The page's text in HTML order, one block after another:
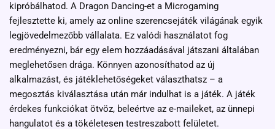
kipróbálhatod. A Dragon Dancing-et a Microgaming
fejlesztette ki, amely az online szerencsejáték világának egyik
legjövedelmezőbb vállalata. Ez valódi használatot fog
eredményezni, bár egy elem hozzáadásával játszani általában
meglehetősen drága. Könnyen azonosíthatod az új
alkalmazást, és játéklehetőségeket választhatsz – a
megosztás kiválasztása után már indulhat is a játék. A játék
érdekes funkciókat ötvöz, beleértve az e-maileket, az ünnepi
hangulatot és a tökéletesen testreszabott felületet.